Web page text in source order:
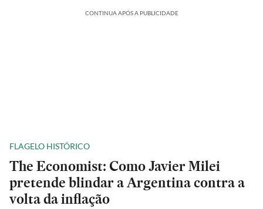
CONTINUA APÓS A PUBLICIDADE
FLAGELO HISTÓRICO
The Economist: Como Javier Milei
pretende blindar a Argentina contra a
volta da inflação